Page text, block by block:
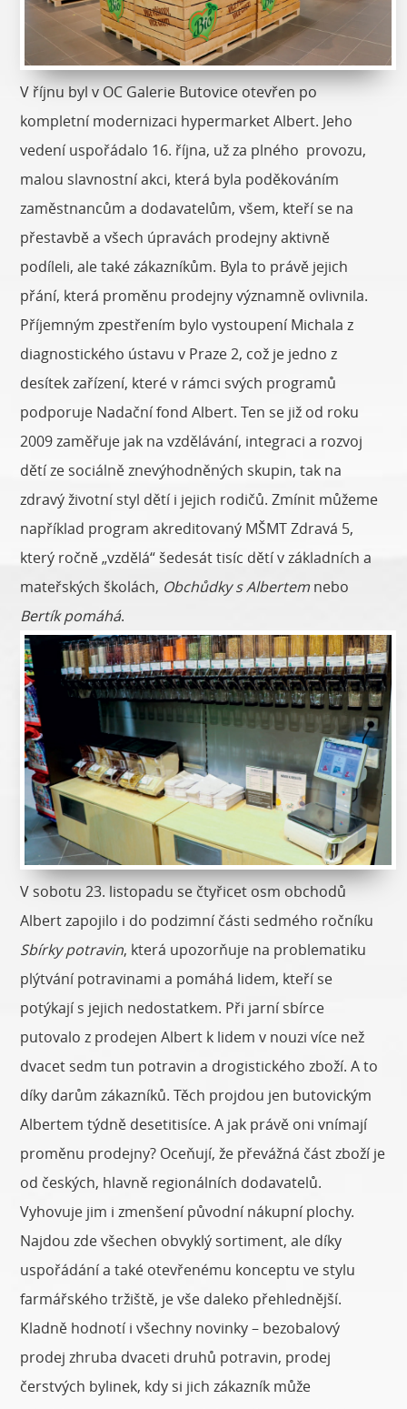
V říjnu byl v OC Galerie Butovice otevřen po
kompletní modernizaci hypermarket Albert. Jeho
vedení uspořádalo 16. října, už za plného provozu,
malou slavnostní akci, která byla poděkováním
zaměstnancům a dodavatelům, všem, kteří se na
přestavbě a všech úpravách prodejny aktivně
podíleli, ale také zákazníkům. Byla to právě jejich
přání, která proměnu prodejny významně ovlivnila.
Příjemným zpestřením bylo vystoupení Michala z
diagnostického ústavu v Praze 2, což je jedno z
desítek zařízení, které v rámci svých programů
podporuje Nadační fond Albert. Ten se již od roku
2009 zaměřuje jak na vzdělávání, integraci a rozvoj
dětí ze sociálně znevýhodněných skupin, tak na
zdravý životní styl dětí i jejich rodičů. Zmínit můžeme
například program akreditovaný MŠMT Zdravá 5,
který ročně „vzdělá“ šedesát tisíc dětí v základních a
mateřských školách, Obchůdky s Albertem nebo
Bertík pomáhá.
V sobotu 23. listopadu se čtyřicet osm obchodů
Albert zapojilo i do podzimní části sedmého ročníku
Sbírky potravin, která upozorňuje na problematiku
plýtvání potravinami a pomáhá lidem, kteří se
potýkají s jejich nedostatkem. Při jarní sbírce
putovalo z prodejen Albert k lidem v nouzi více než
dvacet sedm tun potravin a drogistického zboží. A to
díky darům zákazníků. Těch projdou jen butovickým
Albertem týdně desetitisíce. A jak právě oni vnímají
proměnu prodejny? Oceňují, že převážná část zboží je
od českých, hlavně regionálních dodavatelů.
Vyhovuje jim i zmenšení původní nákupní plochy.
Najdou zde všechen obvyklý sortiment, ale díky
uspořádání a také otevřenému konceptu ve stylu
farmářského tržiště, je vše daleko přehlednější.
Kladně hodnotí i všechny novinky – bezobalový
prodej zhruba dvaceti druhů potravin, prodej
čerstvých bylinek, kdy si jich zákazník může